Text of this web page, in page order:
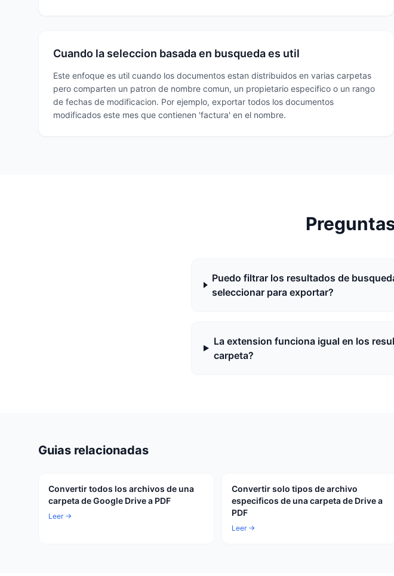
Cuando la seleccion basada en busqueda es util
Este enfoque es util cuando los documentos estan distribuidos en varias carpetas
pero comparten un patron de nombre comun, un propietario especifico o un rango
de fechas de modificacion. Por ejemplo, exportar todos los documentos
modificados este mes que contienen 'factura' en el nombre.
Puedo filtrar los resultados de
seleccionar para exportar?
La extension funciona igual en los
carpeta?
Guias relacionadas
Convertir todos los archivos de una
carpeta de Google Drive a PDF
Leer →
Convertir solo tipos de archivo
especificos de una carpeta de Drive a
PDF
Leer →